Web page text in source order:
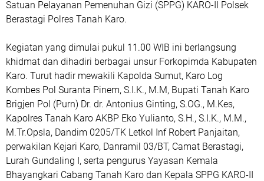
Satuan Pelayanan Pemenuhan Gizi (SPPG) KARO-II Polsek
Berastagi Polres Tanah Karo.
Kegiatan yang dimulai pukul 11.00 WIB ini berlangsung
khidmat dan dihadiri berbagai unsur Forkopimda Kabupaten
Karo. Turut hadir mewakili Kapolda Sumut, Karo Log
Kombes Pol Suranta Pinem, S.I.K., M.M, Bupati Tanah Karo
Brigjen Pol (Purn) Dr. dr. Antonius Ginting, S.OG., M.Kes,
Kapolres Tanah Karo AKBP Eko Yulianto, S.H., S.I.K., M.M.,
M.Tr.Opsla, Dandim 0205/TK Letkol Inf Robert Panjaitan,
perwakilan Kejari Karo, Danramil 03/BT, Camat Berastagi,
Lurah Gundaling I, serta pengurus Yayasan Kemala
Bhayangkari Cabang Tanah Karo dan Kepala SPPG KARO-II